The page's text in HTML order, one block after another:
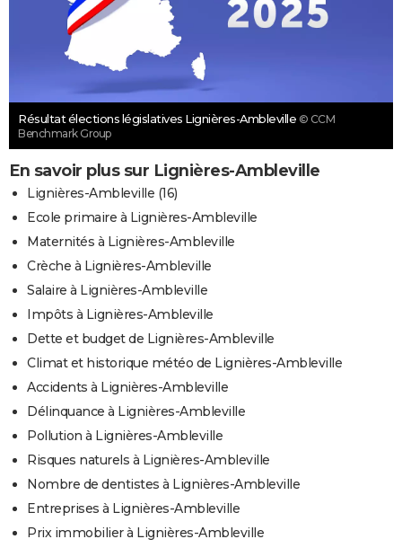
Résultat élections législatives Lignières-Ambleville © CCM
Benchmark Group
En savoir plus sur Lignières-Ambleville
Lignières-Ambleville (16)
Ecole primaire à Lignières-Ambleville
Maternités à Lignières-Ambleville
Crèche à Lignières-Ambleville
Salaire à Lignières-Ambleville
Impôts à Lignières-Ambleville
Dette et budget de Lignières-Ambleville
Climat et historique météo de Lignières-Ambleville
Accidents à Lignières-Ambleville
Délinquance à Lignières-Ambleville
Pollution à Lignières-Ambleville
Risques naturels à Lignières-Ambleville
Nombre de dentistes à Lignières-Ambleville
Entreprises à Lignières-Ambleville
Prix immobilier à Lignières-Ambleville